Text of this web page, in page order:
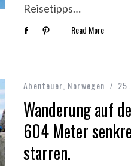
Reisetipps…
Read More
Abenteuer, Norwegen
Wanderung auf
604 Meter
starren.